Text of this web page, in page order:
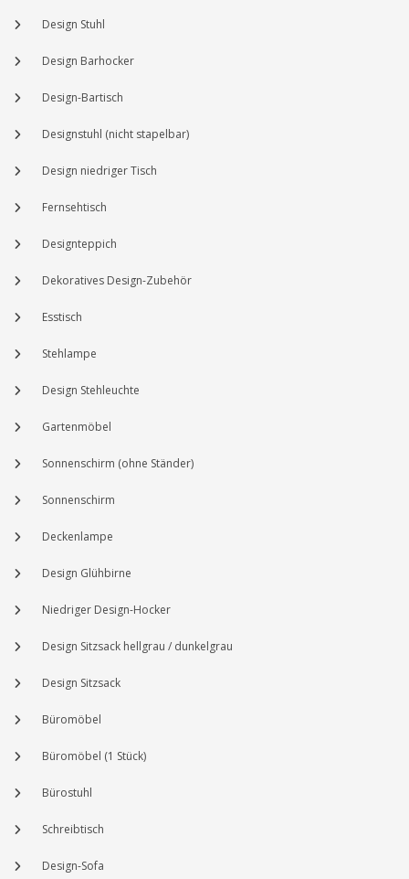
Design Stuhl
Design Barhocker
Design-Bartisch
Designstuhl (nicht stapelbar)
Design niedriger Tisch
Fernsehtisch
Designteppich
Dekoratives Design-Zubehör
Esstisch
Stehlampe
Design Stehleuchte
Gartenmöbel
Sonnenschirm (ohne Ständer)
Sonnenschirm
Deckenlampe
Design Glühbirne
Niedriger Design-Hocker
Design Sitzsack hellgrau / dunkelgrau
Design Sitzsack
Büromöbel
Büromöbel (1 Stück)
Bürostuhl
Schreibtisch
Design-Sofa